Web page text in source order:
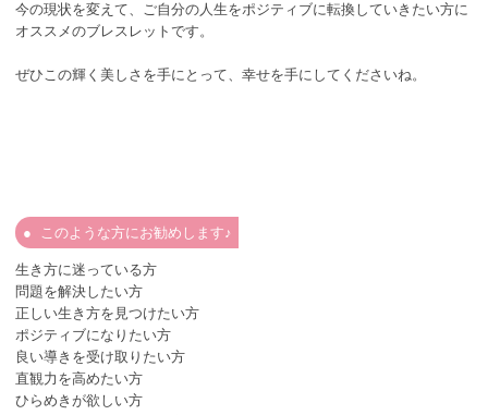
今の現状を変えて、ご自分の人生をポジティブに転換していきたい方に
オススメのブレスレットです。
ぜひこの輝く美しさを手にとって、幸せを手にしてくださいね。
このような方にお勧めします♪
生き方に迷っている方
問題を解決したい方
正しい生き方を見つけたい方
ポジティブになりたい方
良い導きを受け取りたい方
直観力を高めたい方
ひらめきが欲しい方